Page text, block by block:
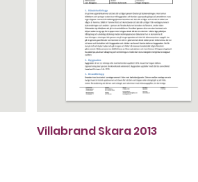
Villabrand Skara 2013